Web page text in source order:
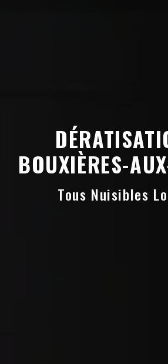
BOUXIÈRES-
Tous Nuisibles